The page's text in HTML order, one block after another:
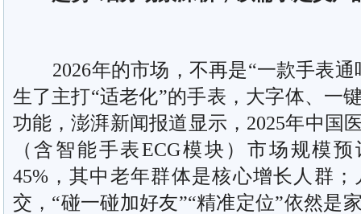
2026年的市场，不再是“一款手表通
生了主打“适老化”的手表，大字体、一
功能，澎湃新闻报道显示，2025年中国
（含智能手表ECG模块）市场规模
45%，其中老年群体是核心增长人群
交，“碰一碰加好友”“精准定位”依然是